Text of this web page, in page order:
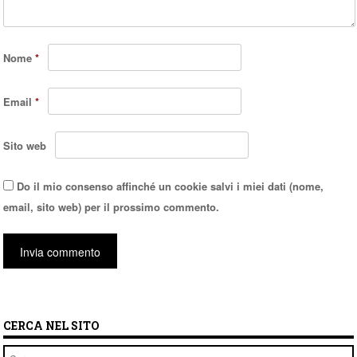
Nome*
Email*
Sito web
Do il mio consenso affinché un cookie salvi i miei dati (nome,
email, sito web) per il prossimo commento.
CERCA NEL SITO
Cerca